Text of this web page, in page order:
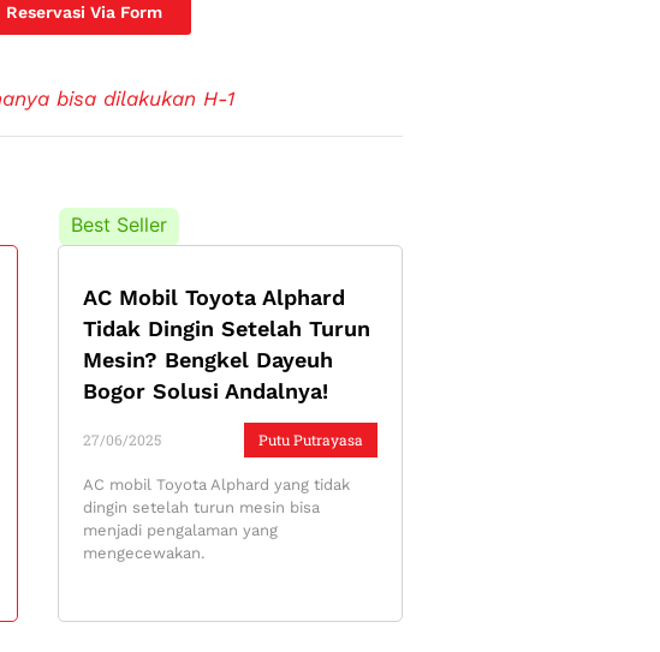
Reservasi Via Form
bisa dilakukan H-1
Best Seller
AC Mobil Toyota Alphard
Tidak Dingin Setelah Turun
Mesin? Bengkel Dayeuh
Bogor Solusi Andalnya!
Putu Putrayasa
27/06/2025
AC mobil Toyota Alphard yang tidak
dingin setelah turun mesin bisa
menjadi pengalaman yang
mengecewakan.